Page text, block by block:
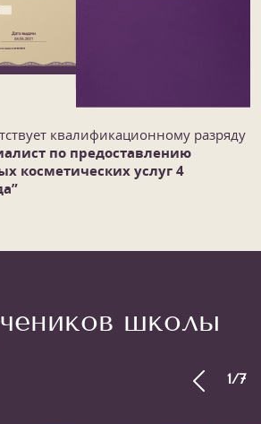
квалификационному разряду
по предоставлению
косметических услуг 4
школы
1/7
1/7